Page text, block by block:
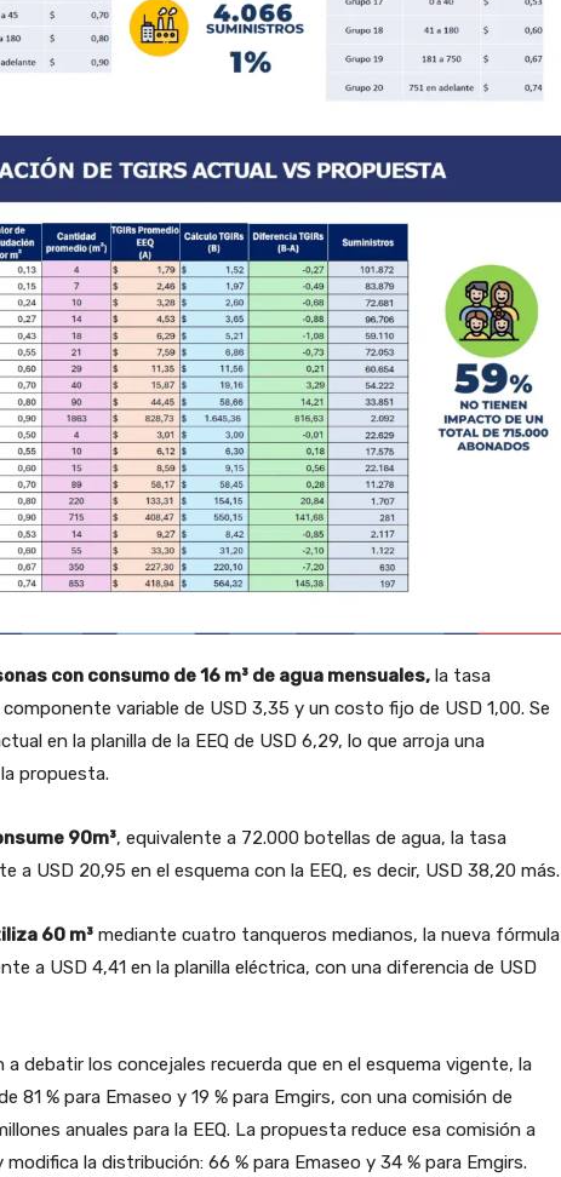
con consumo de 16 m³ de agua mensuales, la tasa
variable de USD 3,35 y un costo fijo de USD 1,00. Se
en la planilla de la EEQ de USD 6,29, lo que arroja una
propuesta.
90m³, equivalente a 72.000 botellas de agua, la tasa
a USD 20,95 en el esquema con la EEQ, es decir, USD 38,20 más.
60 m³ mediante cuatro tanqueros medianos, la nueva fórmula
a USD 4,41 en la planilla eléctrica, con una diferencia de USD
debatir los concejales recuerda que en el esquema vigente, la
81 % para Emaseo y 19 % para Emgirs, con una comisión de
anuales para la EEQ. La propuesta reduce esa comisión a
la distribución: 66 % para Emaseo y 34 % para Emgirs.